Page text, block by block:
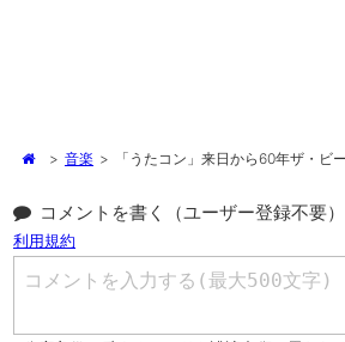
> 音楽 > 「うたコン」来日から60年ザ・
コメントを書く（ユーザー登録不要）